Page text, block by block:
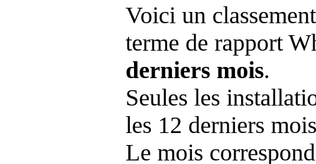
Voici un
terme de rapport
derniers mois.
Seules les
les 12 derniers
Le mois